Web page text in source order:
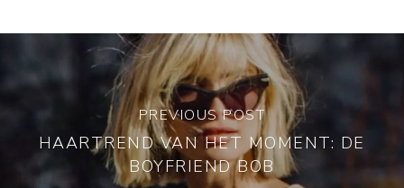
PREVIOUS POST
HAARTREND VAN HET MOMENT: DE
BOYFRIEND BOB